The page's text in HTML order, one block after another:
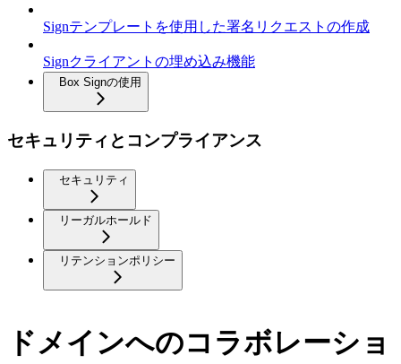
Signテンプレートを使用した署名リクエストの作成
Signクライアントの埋め込み機能
Box Signの使用
セキュリティとコンプライアンス
セキュリティ
リーガルホールド
リテンションポリシー
ドメインへのコラボレーショ